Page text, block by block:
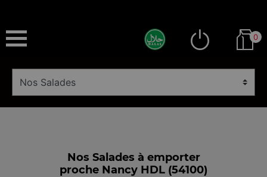
0
Nos Salades à emporter
proche Nancy HDL (54100)